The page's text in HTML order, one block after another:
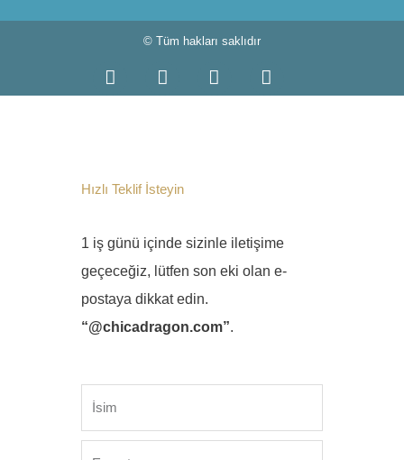
© Tüm hakları saklıdır
Hızlı Teklif İsteyin
1 iş günü içinde sizinle iletişime
geçeceğiz, lütfen son eki olan e-
postaya dikkat edin.
“@chicadragon.com”.